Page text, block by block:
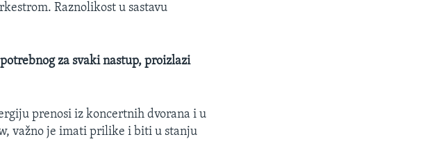
Raznolikost u sastavu
za svaki nastup, proizlazi
prenosi iz koncertnih dvorana i u
važno je imati prilike i biti u stanju